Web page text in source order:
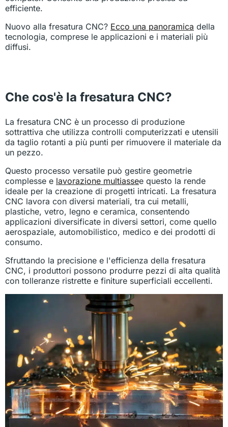
efficiente.
Nuovo alla fresatura CNC? Ecco una panoramica della
tecnologia, comprese le applicazioni e i materiali più
diffusi.
Che cos'è la fresatura CNC?
La fresatura CNC è un processo di produzione
sottrattiva che utilizza controlli computerizzati e utensili
da taglio rotanti a più punti per rimuovere il materiale da
un pezzo.
Questo processo versatile può gestire geometrie
complesse e lavorazione multiassee questo la rende
ideale per la creazione di progetti intricati. La fresatura
CNC lavora con diversi materiali, tra cui metalli,
plastiche, vetro, legno e ceramica, consentendo
applicazioni diversificate in diversi settori, come quello
aerospaziale, automobilistico, medico e dei prodotti di
consumo.
Sfruttando la precisione e l'efficienza della fresatura
CNC, i produttori possono produrre pezzi di alta qualità
con tolleranze ristrette e finiture superficiali eccellenti.